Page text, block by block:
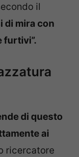
il
di mira con
furtivi”.
di questo
ai
ricercatore